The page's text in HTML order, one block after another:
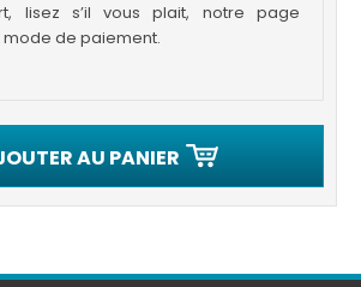
lisez s’il vous plait, notre page
de paiement.
AU PANIER